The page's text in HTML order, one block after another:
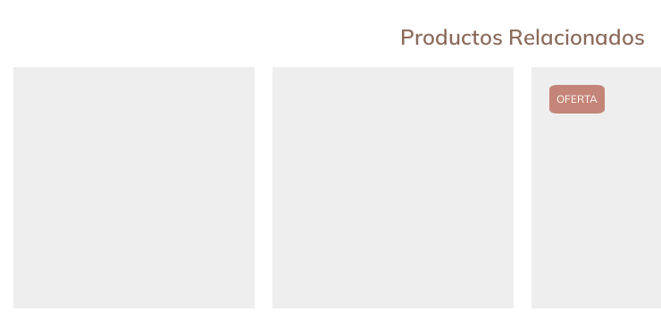
Productos Relacionados
OFERTA